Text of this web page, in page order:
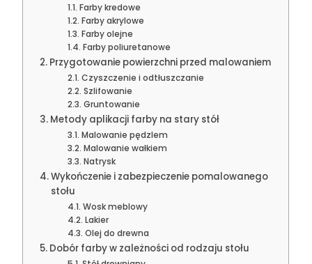
Farby kredowe
Farby akrylowe
Farby olejne
Farby poliuretanowe
Przygotowanie powierzchni przed malowaniem
Czyszczenie i odtłuszczanie
Szlifowanie
Gruntowanie
Metody aplikacji farby na stary stół
Malowanie pędzlem
Malowanie wałkiem
Natrysk
Wykończenie i zabezpieczenie pomalowanego
stołu
Wosk meblowy
Lakier
Olej do drewna
Dobór farby w zależności od rodzaju stołu